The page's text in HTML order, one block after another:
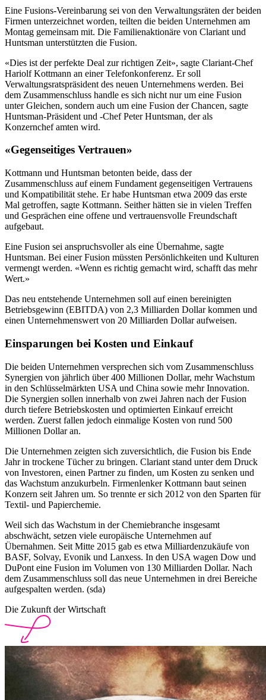
Eine Fusions-Vereinbarung sei von den Verwaltungsräten der beiden
Firmen unterzeichnet worden, teilten die beiden Unternehmen am
Montag gemeinsam mit. Die Familienaktionäre von Clariant und
Huntsman unterstützten die Fusion.
«Dies ist der perfekte Deal zur richtigen Zeit», sagte Clariant-Chef
Hariolf Kottmann an einer Telefonkonferenz. Er soll
Verwaltungsratspräsident des neuen Unternehmens werden. Bei
dem Zusammenschluss handle es sich nicht nur um eine Fusion
unter Gleichen, sondern auch um eine Fusion der Chancen, sagte
Huntsman-Präsident und -Chef Peter Huntsman, der als
Konzernchef amten wird.
«Gegenseitiges Vertrauen»
Kottmann und Huntsman betonten beide, dass der
Zusammenschluss auf einem Fundament gegenseitigen Vertrauens
und Kompatibilität stehe. Er habe Huntsman etwa 2009 das erste
Mal getroffen, sagte Kottmann. Seither hätten sie in vielen Treffen
und Gesprächen eine offene und vertrauensvolle Freundschaft
aufgebaut.
Eine Fusion sei anspruchsvoller als eine Übernahme, sagte
Huntsman. Bei einer Fusion müssten Persönlichkeiten und Kulturen
vermengt werden. «Wenn es richtig gemacht wird, schafft das mehr
Wert.»
Das neu entstehende Unternehmen soll auf einen bereinigten
Betriebsgewinn (EBITDA) von 2,3 Milliarden Dollar kommen und
einen Unternehmenswert von 20 Milliarden Dollar aufweisen.
Einsparungen bei Kosten und Einkauf
Die beiden Unternehmen versprechen sich vom Zusammenschluss
Synergien von jährlich über 400 Millionen Dollar, mehr Wachstum
in den Schlüsselmärkten USA und China sowie mehr Innovation.
Die Synergien sollen innerhalb von zwei Jahren nach der Fusion
durch tiefere Betriebskosten und optimierten Einkauf erreicht
werden. Zuerst fallen jedoch einmalige Kosten von rund 500
Millionen Dollar an.
Die Unternehmen zeigten sich zuversichtlich, die Fusion bis Ende
Jahr in trockene Tücher zu bringen. Clariant stand unter dem Druck
von Investoren, einen Partner zu finden, um Kosten zu senken und
das Wachstum anzukurbeln. Firmenlenker Kottmann baut seinen
Konzern seit Jahren um. So trennte er sich 2012 von den Sparten für
Textil- und Papierchemie.
Weil sich das Wachstum in der Chemiebranche insgesamt
abschwächt, setzen viele europäische Unternehmen auf
Übernahmen. Seit Mitte 2015 gab es etwa Milliardenzukäufe von
BASF, Solvay, Evonik und Lanxess. In den USA wagen Dow und
DuPont eine Fusion im Volumen von 130 Milliarden Dollar. Nach
dem Zusammenschluss soll das neue Unternehmen in drei Bereiche
aufgespalten werden. (sda)
Die Zukunft der Wirtschaft